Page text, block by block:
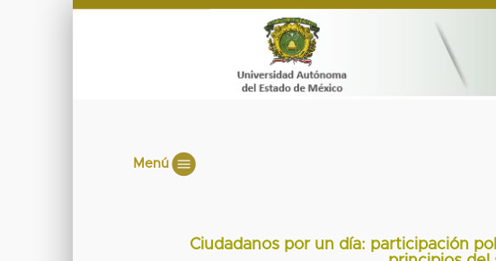
Menú
Ciudadanos por un día: participación